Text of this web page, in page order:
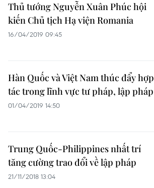
Thủ tướng Nguyễn Xuân Phúc hội
kiến Chủ tịch Hạ viện Romania
16/04/2019 09:45
Hàn Quốc và Việt Nam thúc đẩy hợp
tác trong lĩnh vực tư pháp, lập pháp
01/04/2019 14:50
Trung Quốc-Philippines nhất trí
tăng cường trao đổi về lập pháp
21/11/2018 13:04